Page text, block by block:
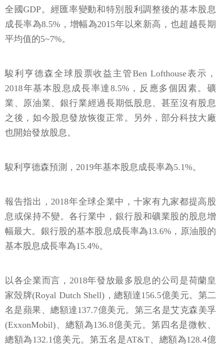
全國GDP。經匯率變動和特別股利調整後的基本股息
成長率為8.5%，增幅為2015年以來新高，也超越長期
平均值的5~7%。
駿利亨德森全球股票收益主管Ben Lofthouse表示，
2018年基本股息成長率達8.5%，反應多個因素。礦
業、原油業、銀行業經過長期低股息、甚至沒有股息
之後，如今股息發放恢復正常。另外，部分科技大廠
也開始發放股息。
駿利亨德森預測，2019年基本股息成長率為5.1%。
報告指出，2018年全球企業中，十家有九家都提高股
息或保持不變。各行業中，銀行股和礦業股的股息增
幅最大。銀行股的基本股息成長率為13.6%，原油股的
基本股息成長率為15.4%。
以各企業而言，2018年發放最多股息的公司是荷蘭皇
家殼牌(Royal Dutch Shell)，總額達156.5億美元。第二
名是蘋果、總額達137.7億美元。第三名是艾克森美孚
(ExxonMobil)、總額為136.8億美元。第四名是微軟、
總額為132.1億美元。第五名是AT&T、總額為128.4億